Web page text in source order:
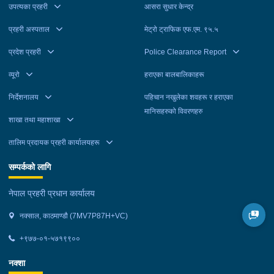
जिल्ला प्रहरी परिसर काठमाडौं पठाइएको छ ।
उपत्यका प्रहरी
प्रहरी अस्पताल
प्रदेश प्रहरी
व्यूरो
निर्देशनालय
शाखा तथा महाशाखा
तालिम प्रदायक प्रहरी कार्यालयहरू
आसरा सुधार केन्द्र
मेट्रो ट्राफिक एफ.एम. ९५.५
Police Clearance Report
हराएका बालबालिकाहरू
पहिचान नखुलेका शवहरू र हराएका
मानिसहरुको विवरणहरु
सम्पर्कको लागि
नेपाल प्रहरी प्रधान कार्यालय
नक्साल, काठमाण्डौ (7MV7P87H+VC)
+९७७-०१-५७१९९००
नक्शा